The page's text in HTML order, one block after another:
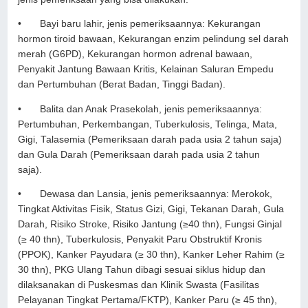
•
Bayi baru lahir, jenis pemeriksaannya: Kekurangan
hormon tiroid bawaan, Kekurangan enzim pelindung sel darah
merah (G6PD), Kekurangan hormon adrenal bawaan,
Penyakit Jantung Bawaan Kritis, Kelainan Saluran Empedu
dan Pertumbuhan (Berat Badan, Tinggi Badan).
•
Balita dan Anak Prasekolah, jenis pemeriksaannya:
Pertumbuhan, Perkembangan, Tuberkulosis, Telinga, Mata,
Gigi, Talasemia (Pemeriksaan darah pada usia 2 tahun saja)
dan Gula Darah (Pemeriksaan darah pada usia 2 tahun
saja).
•
Dewasa dan Lansia, jenis pemeriksaannya: Merokok,
Tingkat Aktivitas Fisik, Status Gizi, Gigi, Tekanan Darah, Gula
Darah, Risiko Stroke, Risiko Jantung (≥40 thn), Fungsi Ginjal
(≥ 40 thn), Tuberkulosis, Penyakit Paru Obstruktif Kronis
(PPOK), Kanker Payudara (≥ 30 thn), Kanker Leher Rahim (≥
30 thn), PKG Ulang Tahun dibagi sesuai siklus hidup dan
dilaksanakan di Puskesmas dan Klinik Swasta (Fasilitas
Pelayanan Tingkat Pertama/FKTP), Kanker Paru (≥ 45 thn),